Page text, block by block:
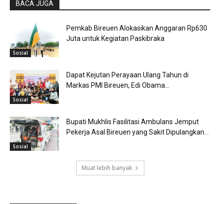
BACA JUGA
Sosial
Pemkab Bireuen Alokasikan Anggaran Rp630
Juta untuk Kegiatan Paskibraka
Sosial
Dapat Kejutan Perayaan Ulang Tahun di
Markas PMI Bireuen, Edi Obama...
Sosial
Bupati Mukhlis Fasilitasi Ambulans Jemput
Pekerja Asal Bireuen yang Sakit Dipulangkan...
Muat lebih banyak